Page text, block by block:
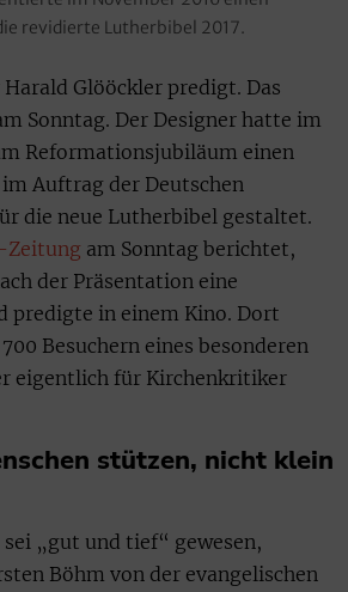
revidierte Lutherbibel 2017.
Glööckler predigt. Das
Sonntag. Der Designer hatte im
Reformationsjubiläum einen
Auftrag der Deutschen
die neue Lutherbibel gestaltet.
Zeitung am Sonntag berichtet,
der Präsentation eine
predigte in einem Kino. Dort
Besuchern eines besonderen
eigentlich für Kirchenkritiker
stützen, nicht klein
„gut und tief“ gewesen,
Böhm von der evangelischen